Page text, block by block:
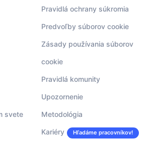
svete
Pravidlá ochrany súkromia
Predvoľby súborov cookie
Zásady používania súborov
cookie
Pravidlá komunity
Upozornenie
Metodológia
Kariéry Hľadáme pracovníkov!